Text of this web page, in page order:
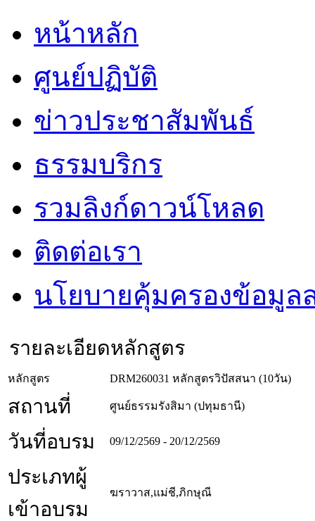
หน้าหลัก
ศูนย์ปฏิบัติ
ข่าวประชาสัมพันธ์
ธรรมบริกร
รวมลิงก์ดาวน์โหลด
ติดต่อเรา
นโยบายคุ้มครองข้อมูล
รายละเอียดหลักสูตร
หลักสูตร DRM260031 หลักสูตรวิปัสสนา (10วัน)
สถานที่ ศูนย์ธรรมรังสิมา (ปทุมธานี)
วันที่อบรม 09/12/2569 - 20/12/2569
ประเภทผู้
เข้าอบรม
ฆราวาส,แม่ชี,ภิกษุณี